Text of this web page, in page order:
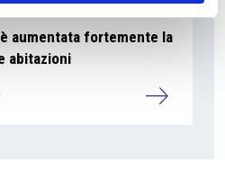
aumentata fortemente la
abitazioni